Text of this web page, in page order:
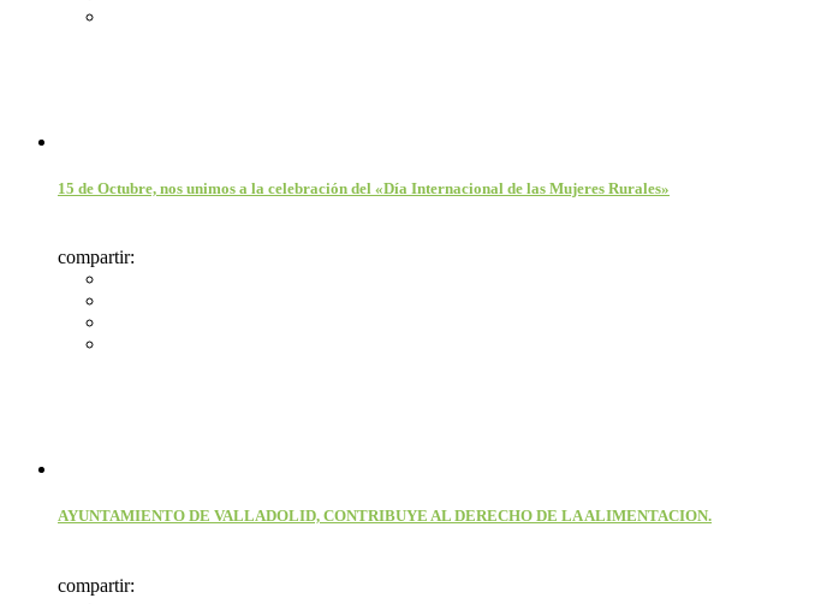
15 de Octubre, nos unimos a la celebración del «Día Internacional de las Mujeres Rurales»
compartir:
AYUNTAMIENTO DE VALLADOLID, CONTRIBUYE AL DERECHO DE LA ALIMENTACION.
compartir: